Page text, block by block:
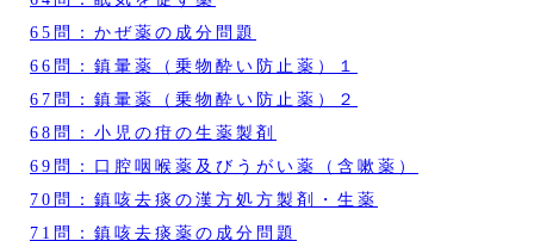
65問：かぜ薬の成分問題
66問：鎮暈薬（乗物酔い防止薬）１
67問：鎮暈薬（乗物酔い防止薬）２
68問：小児の疳の生薬製剤
69問：口腔咽喉薬及びうがい薬（含嗽薬）
70問：鎮咳去痰の漢方処方製剤・生薬
71問：鎮咳去痰薬の成分問題